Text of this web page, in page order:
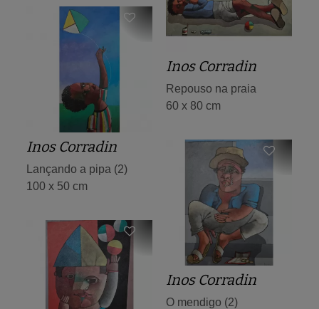
Inos Corradin
Repouso na praia
60 x 80 cm
Inos Corradin
Lançando a pipa (2)
100 x 50 cm
Inos Corradin
O mendigo (2)